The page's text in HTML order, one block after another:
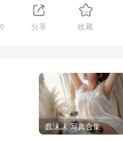
分享 收藏
蠢沫沫 写真合集